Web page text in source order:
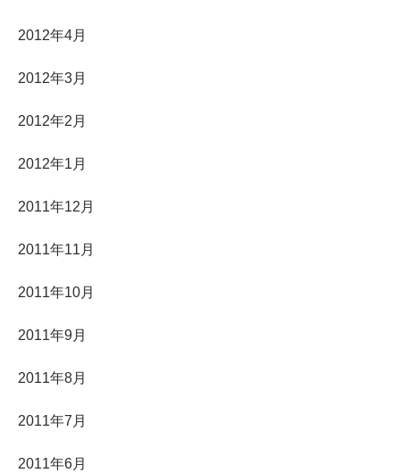
2012年4月
2012年3月
2012年2月
2012年1月
2011年12月
2011年11月
2011年10月
2011年9月
2011年8月
2011年7月
2011年6月